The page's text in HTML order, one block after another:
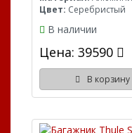
Цвет: Серебристый
В наличии
Цена: 39590
В корзину